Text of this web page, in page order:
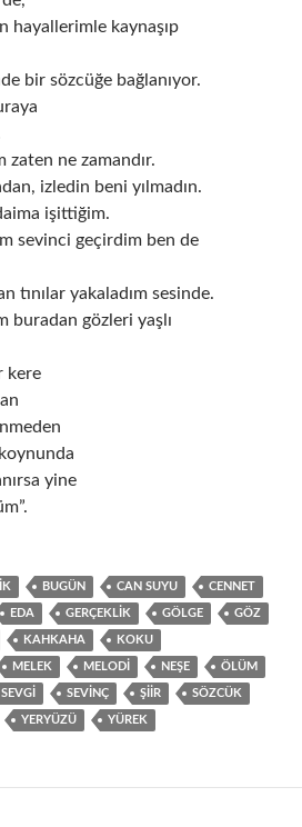
hayallerimle kaynaşıp
bir sözcüğe bağlanıyor.
zaten ne zamandır.
izledin beni yılmadın.
işittiğim.
sevinci geçirdim ben de
tınılar yakaladım sesinde.
buradan gözleri yaşlı
kere
yine
BUGÜN CAN SUYU CENNET
EDA GERÇEKLIK GÖLGE GÖZ
KAHKAHA KOKU
MELEK MELODI NEŞE ÖLÜM
SEVGI SEVINÇ ŞIIR SÖZCÜK
YERYÜZÜ YÜREK